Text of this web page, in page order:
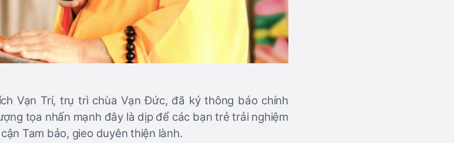
Vạn Trí, trụ trì chùa Vạn Đức, đã ký thông báo chính
tọa nhấn mạnh đây là dịp để các bạn trẻ trải nghiệm
Tam bảo, gieo duyên thiện lành.